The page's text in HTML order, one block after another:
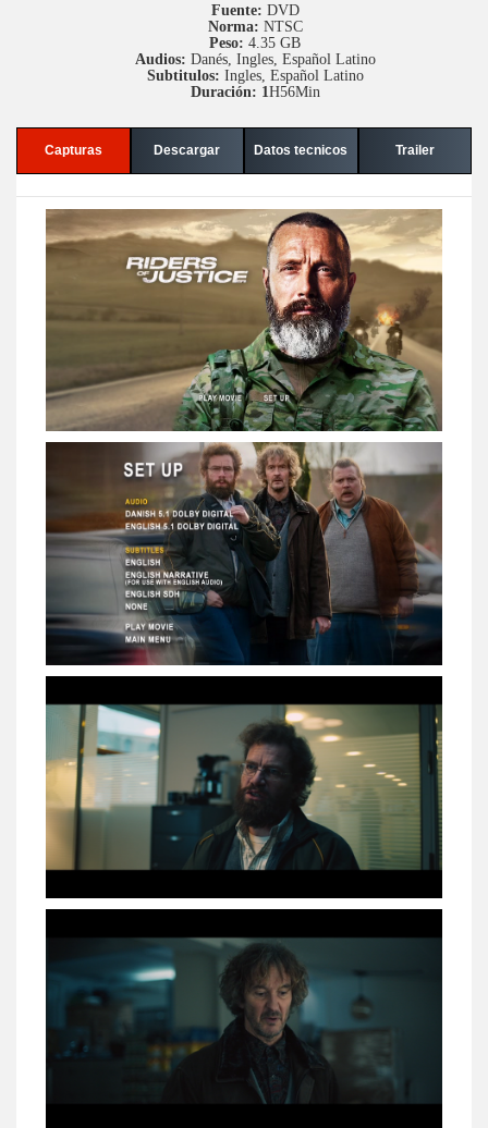
Fuente: DVD
Norma: NTSC
Peso: 4.35 GB
Audios: Danés, Ingles, Español Latino
Subtitulos: Ingles, Español Latino
Duración: 1H56Min
Capturas Descargar Datos tecnicos Trailer